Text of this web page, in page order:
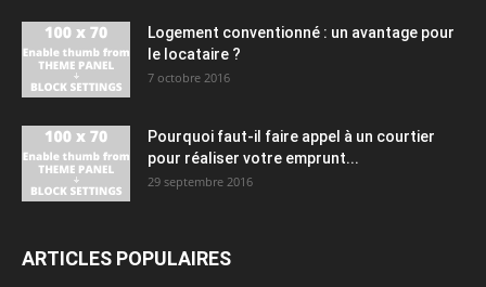
Logement conventionné : un avantage pour
le locataire ?
7 octobre 2016
Pourquoi faut-il faire appel à un courtier
pour réaliser votre emprunt...
29 septembre 2016
ARTICLES POPULAIRES